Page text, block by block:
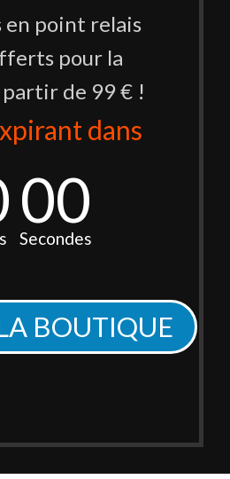
en point relais
pour la
partir de 99 € !
dans
00
Secondes
BOUTIQUE